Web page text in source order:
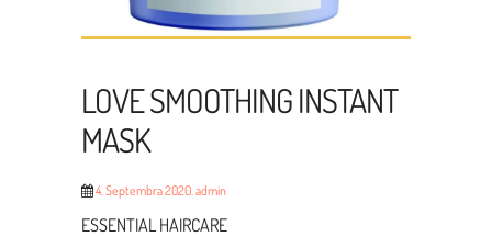
LOVE SMOOTHING INSTANT
MASK
4. Septembra 2020. admin
ESSENTIAL HAIRCARE